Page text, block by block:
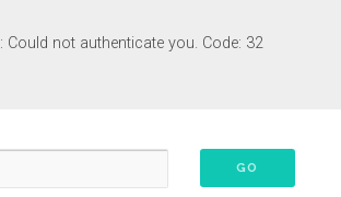
: Could not authenticate you. Code: 32